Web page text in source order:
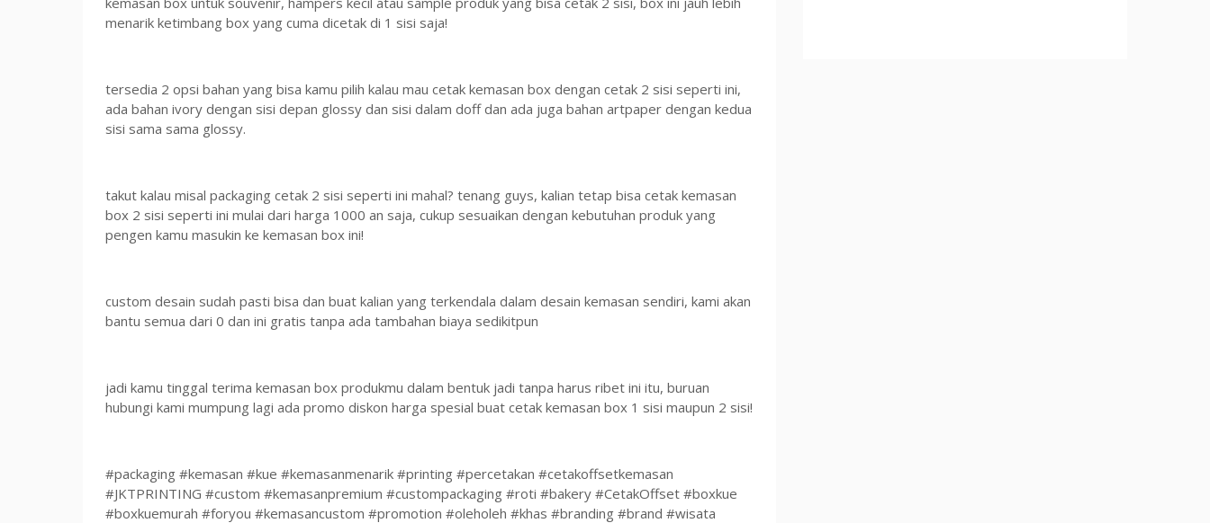
menarik ketimbang box yang cuma dicetak di 1 sisi saja!
tersedia 2 opsi bahan yang bisa kamu pilih kalau mau cetak kemasan box dengan cetak 2 sisi seperti ini,
ada bahan ivory dengan sisi depan glossy dan sisi dalam doff dan ada juga bahan artpaper dengan kedua
sisi sama sama glossy.
takut kalau misal packaging cetak 2 sisi seperti ini mahal? tenang guys, kalian tetap bisa cetak kemasan
box 2 sisi seperti ini mulai dari harga 1000 an saja, cukup sesuaikan dengan kebutuhan produk yang
pengen kamu masukin ke kemasan box ini!
custom desain sudah pasti bisa dan buat kalian yang terkendala dalam desain kemasan sendiri, kami akan
bantu semua dari 0 dan ini gratis tanpa ada tambahan biaya sedikitpun
jadi kamu tinggal terima kemasan box produkmu dalam bentuk jadi tanpa harus ribet ini itu, buruan
hubungi kami mumpung lagi ada promo diskon harga spesial buat cetak kemasan box 1 sisi maupun 2 sisi!
#packaging #kemasan #kue #kemasanmenarik #printing #percetakan #cetakoffsetkemasan
#JKTPRINTING #custom #kemasanpremium #custompackaging #roti #bakery #CetakOffset #boxkue
#boxkuemurah #foryou #kemasancustom #promotion #oleholeh #khas #branding #brand #wisata